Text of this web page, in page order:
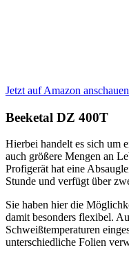
Jetzt auf Amazon
Beeketal DZ 400T
Hierbei handelt es sich um
auch größere Mengen an
Profigerät hat eine
Stunde und verfügt über
Sie haben hier die
damit besonders flexibel.
Schweißtemperaturen
unterschiedliche Folien